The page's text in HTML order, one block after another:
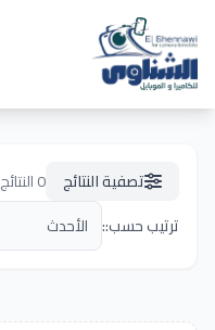
تصفية النتائج 0النتائج
ترتيب حسب::